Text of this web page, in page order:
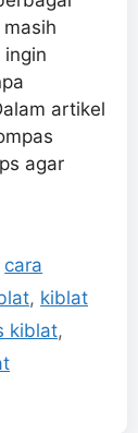
artikel
agar
cara
, kiblat
kiblat,